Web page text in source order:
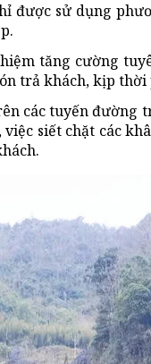
được sử dụng
tăng cường
trả khách, kịp
các tuyến đường
siết chặt các